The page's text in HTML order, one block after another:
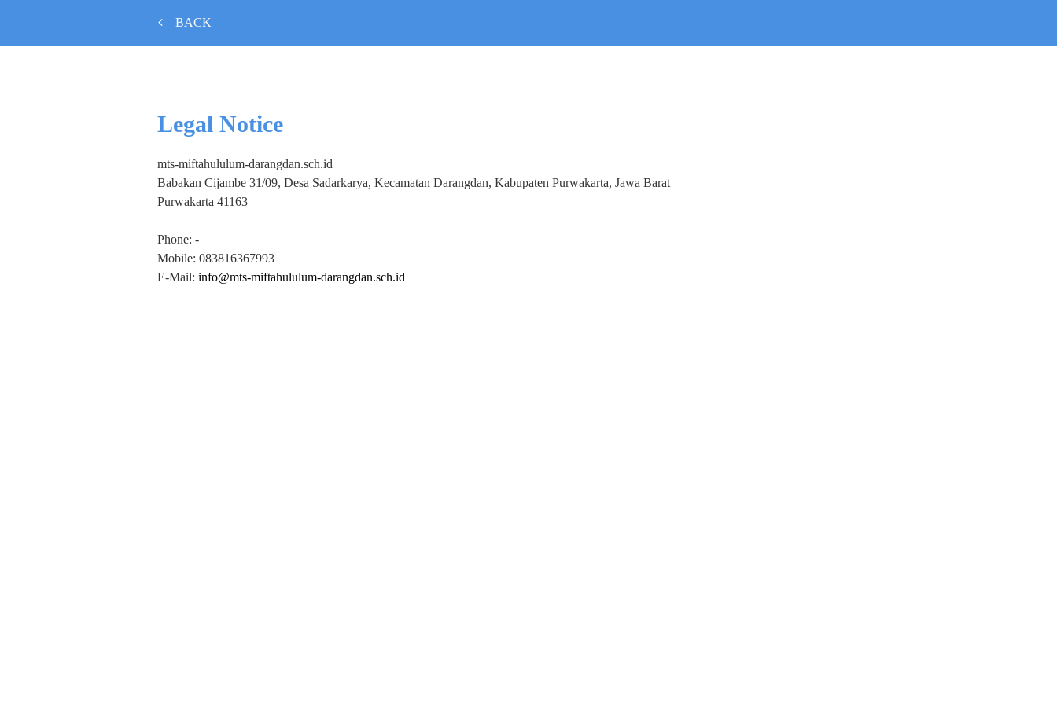
BACK
Legal Notice
mts-miftahululum-darangdan.sch.id
Babakan Cijambe 31/09, Desa Sadarkarya, Kecamatan Darangdan, Kabupaten Purwakarta, Jawa Barat
Purwakarta 41163
Phone: -
Mobile: 083816367993
E-Mail: info@mts-miftahululum-darangdan.sch.id